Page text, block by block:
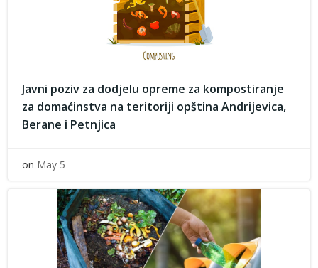
Javni poziv za dodjelu opreme za kompostiranje
za domaćinstva na teritoriji opština Andrijevica,
Berane i Petnjica
on May 5